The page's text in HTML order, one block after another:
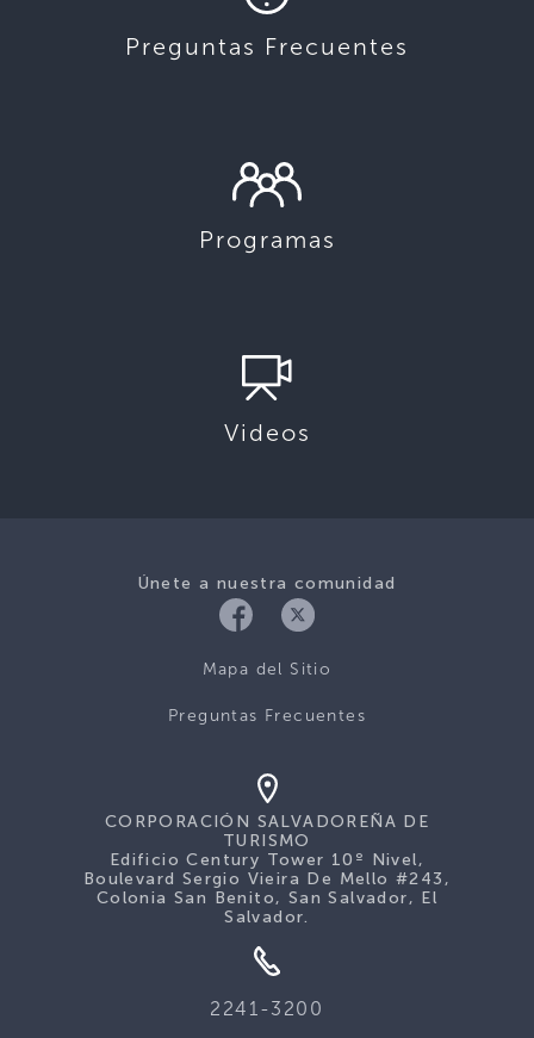
Preguntas Frecuentes
Programas
Videos
Únete a nuestra comunidad
Mapa del Sitio
Preguntas Frecuentes
CORPORACIÓN SALVADOREÑA DE
TURISMO
Edificio Century Tower 10º Nivel,
Boulevard Sergio Vieira De Mello #243,
Colonia San Benito, San Salvador, El
Salvador.
2241-3200